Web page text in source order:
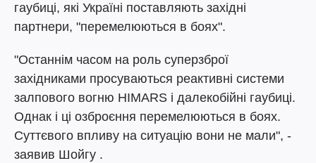
гаубиці, які Україні поставляють західні
партнери, "перемелюються в боях".
"Останнім часом на роль суперзброї
західниками просуваються реактивні системи
залпового вогню HIMARS і далекобійні гаубиці.
Однак і ці озброєння перемелюються в боях.
Суттєвого впливу на ситуацію вони не мали", -
заявив Шойгу .